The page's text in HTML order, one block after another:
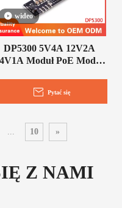
wideo
DP5300 5V4A 12V2A
Moduł PoE Moduł
Pytać się
... 10 »
Z NAMI